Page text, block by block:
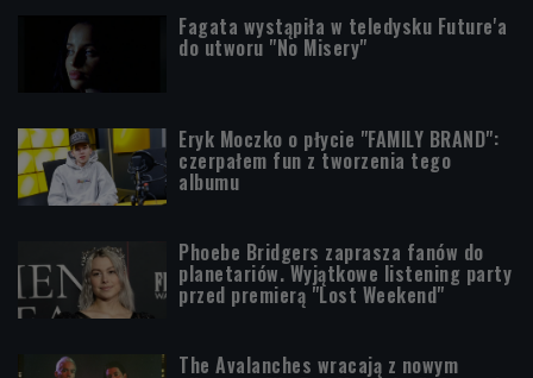
Fagata wystąpiła w teledysku Future'a
do utworu "No Misery"
Eryk Moczko o płycie "FAMILY BRAND":
czerpałem fun z tworzenia tego
albumu
Phoebe Bridgers zaprasza fanów do
planetariów. Wyjątkowe listening party
przed premierą "Lost Weekend"
The Avalanches wracają z nowym